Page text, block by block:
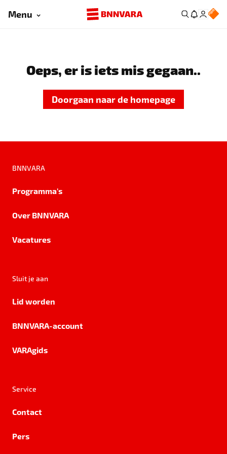
Menu
Oeps, er is iets mis gegaan..
Doorgaan naar de homepage
BNNVARA
Programma's
Over BNNVARA
Vacatures
Sluit je aan
Lid worden
BNNVARA-account
VARAgids
Service
Contact
Pers